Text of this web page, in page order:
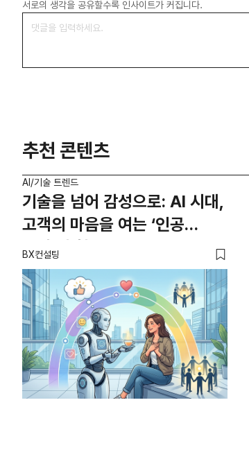
서로의 생각을 공유할수록 인사이트가 커집니다.
추천 콘텐츠
AI/기술 트렌드
기술을 넘어 감성으로: AI 시대,
고객의 마음을 여는 ‘인공
공감’의 힘
BX컨설팅